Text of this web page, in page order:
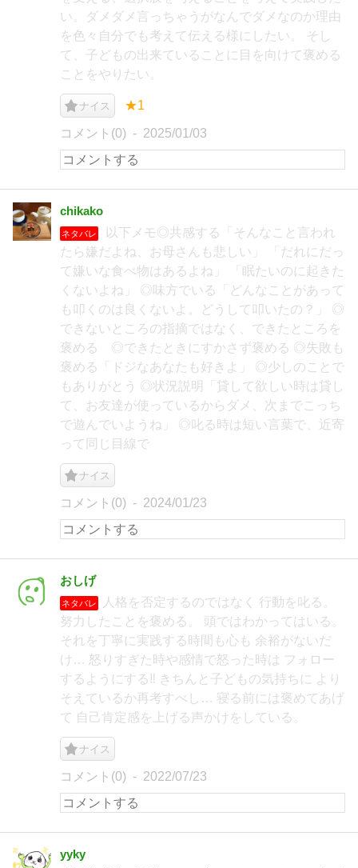
い。ダメダメ言っちゃうがなんでダメなのか理由
を色々自分でも考えて伝える様にしたい。 そし
て、子どもの出来ていることに目を向けて褒める
ことをやりたい。
ナイス ★1
コメント(0) 2025/01/03
chikako
ネタバレ
以下メモ◎共感する「そんなこと言われ
たら嫌だよね、お母さんも悲しい」 「だれにだっ
て嫌いな食べ物はあるよね」 「眠たいのに起きた
くないよね」 ◎味方でいる「どんなことがあって
も叩くのは良くないよ。どうして叩いたの？」 ◎
できないところの指摘ではなく、できたところを
褒める ◎できたときにすかさず褒める ◎失敗も
褒める「ドジなあなたも好きよ」 ◎少しのことで
もありがとう ◎状況説明「貸して欲しい時は貸し
て、お友達が使っているからダメ、次までこっち
で遊んでいようね」 ◎叱る時は短い言葉で、近寄
って同じ目線で
ナイス
コメント(0) 2024/01/23
おしげ
ネタバレ
人格を否定するのではなく 行動を叱る。
努力したことを褒める。 頭ではわかってはいる。
それを丁寧に実践する時間も心も 余裕がないだ
け… 怒りすぎた時や感情で怒った時は フォロー
するようにする‼︎ きちんと子どもの気持ちに より
そえているか再考すべし… 寝る前には褒めてあげ
て 自己肯定感を上げる声かけをしている。
ナイス
コメント(0) 2022/07/23
yyky